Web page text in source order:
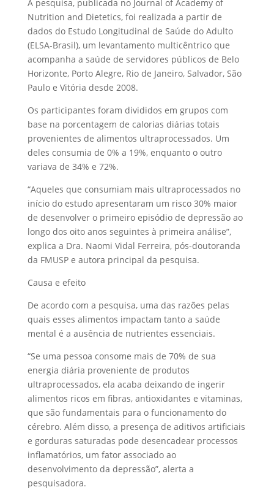
A pesquisa, publicada no Journal of Academy of
Nutrition and Dietetics, foi realizada a partir de
dados do Estudo Longitudinal de Saúde do Adulto
(ELSA-Brasil), um levantamento multicêntrico que
acompanha a saúde de servidores públicos de Belo
Horizonte, Porto Alegre, Rio de Janeiro, Salvador, São
Paulo e Vitória desde 2008.
Os participantes foram divididos em grupos com
base na porcentagem de calorias diárias totais
provenientes de alimentos ultraprocessados. Um
deles consumia de 0% a 19%, enquanto o outro
variava de 34% e 72%.
“Aqueles que consumiam mais ultraprocessados no
início do estudo apresentaram um risco 30% maior
de desenvolver o primeiro episódio de depressão ao
longo dos oito anos seguintes à primeira análise”,
explica a Dra. Naomi Vidal Ferreira, pós-doutoranda
da FMUSP e autora principal da pesquisa.
Causa e efeito
De acordo com a pesquisa, uma das razões pelas
quais esses alimentos impactam tanto a saúde
mental é a ausência de nutrientes essenciais.
“Se uma pessoa consome mais de 70% de sua
energia diária proveniente de produtos
ultraprocessados, ela acaba deixando de ingerir
alimentos ricos em fibras, antioxidantes e vitaminas,
que são fundamentais para o funcionamento do
cérebro. Além disso, a presença de aditivos artificiais
e gorduras saturadas pode desencadear processos
inflamatórios, um fator associado ao
desenvolvimento da depressão”, alerta a
pesquisadora.